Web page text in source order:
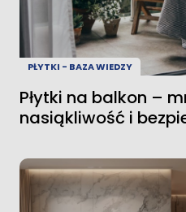
PŁYTKI - BAZA WIEDZY
Płytki na balkon –
nasiąkliwość i